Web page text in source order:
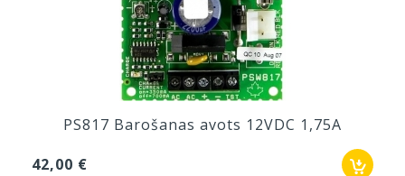
PS817 Barošanas avots 12VDC 1,75A
42,00 €